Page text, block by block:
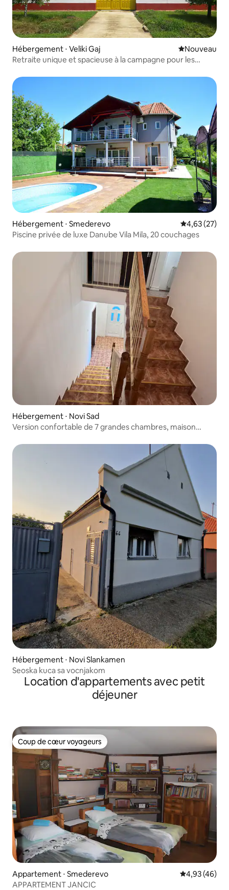
Hébergement ⋅ Veliki Gaj Nouvel
Nouveau
Retraite unique et spacieuse à la campagne pour les
Hébergement ⋅ Smederevo Évaluation
4,63 (27)
Piscine privée de luxe Danube Vila Mila, 20 couchages
Hébergement ⋅ Novi Sad
Version confortable de 7 grandes chambres, maison
Hébergement ⋅ Novi Slankamen
Seoska kuca sa vocnjakom
Location d'appartements avec petit
déjeuner
Coup de cœur voyageurs
Coup de cœur voyageurs
Appartement ⋅ Smederevo Évaluation
4,93 (46)
APPARTEMENT JANCIC